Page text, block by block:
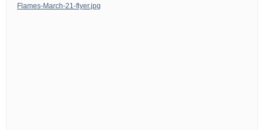
Flames-March-21-flyer.jpg